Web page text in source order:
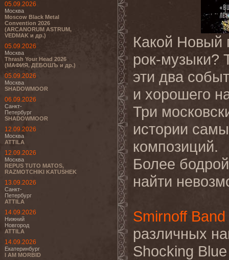
05.09.2026
Москва
Moscow Black Metal
Convention 2026
(ARCANORUM ASTRUM,
VEDMAK и др.)
05.09.2026
Москва
Thrash Your Head 2026
(МАФИЯ, ДЕБОШЪ и др.)
05.09.2026
Москва
SHADOWMOOR
06.09.2026
Санкт-
Петербург
SHADOWMOOR
12.09.2026
Москва
ATTILA
12.09.2026
Москва
REPUS TUTO MATOS,
RAZMOTCHIKI KATUSHEK
13.09.2026
Санкт-
Петербург
ATTILA
14.09.2026
Нижний
Новгород
ATTILA
14.09.2026
Екатеринбург
I AM MORBID
Какой Новый
рок-музыки?
эти два
и хорошего
Три
истории
композиций.
Более
найти
Smirnoff Band
различных
Shocking